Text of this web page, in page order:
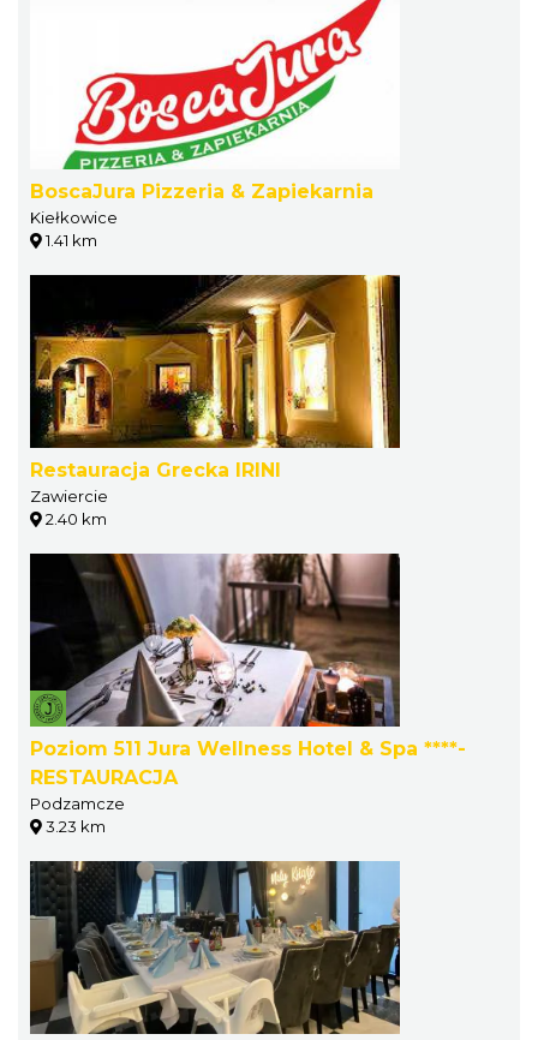
BoscaJura Pizzeria & Zapiekarnia
Kiełkowice
1.41 km
Restauracja Grecka IRINI
Zawiercie
2.40 km
Poziom 511 Jura Wellness Hotel & Spa ****-
RESTAURACJA
Podzamcze
3.23 km